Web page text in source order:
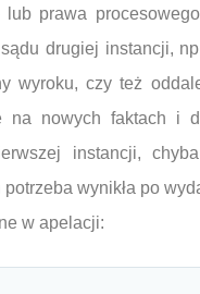
lub prawa
drugiej instancji,
wyroku, czy też
nowych faktach i
instancji,
wynikła po
w apelacji: